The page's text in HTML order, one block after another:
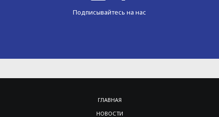
Подписывайтесь на нас
ГЛАВНАЯ
НОВОСТИ